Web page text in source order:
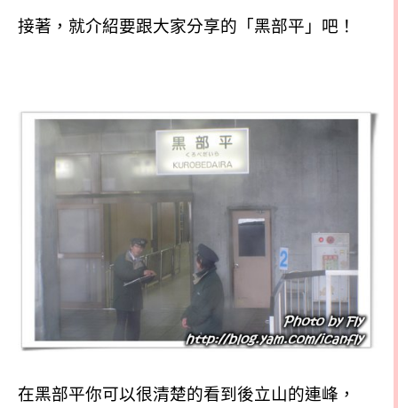
接著，就介紹要跟大家分享的「黑部平」吧！
在黑部平你可以很清楚的看到後立山的連峰，